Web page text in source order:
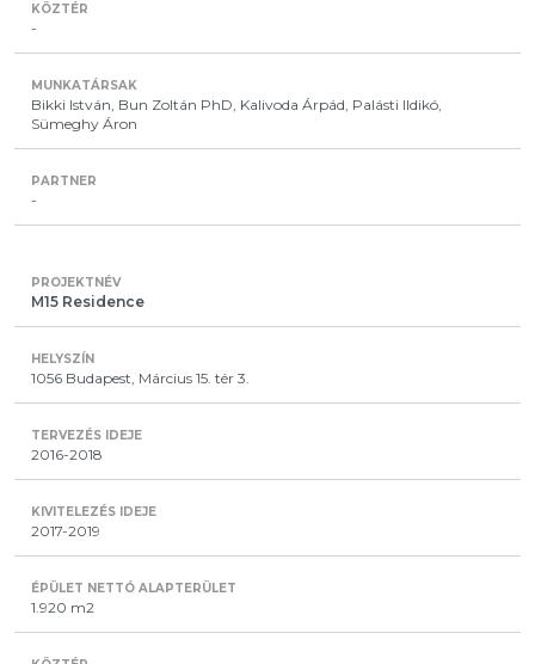
-
Bikki István, Bun Zoltán PhD, Kalivoda Árpád, Palásti Ildikó,
Sümeghy Áron
-
M15 Residence
1056 Budapest, Március 15. tér 3.
2016-2018
2017-2019
1.920 m2